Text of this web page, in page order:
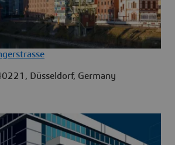
Düsseldorf, Germany